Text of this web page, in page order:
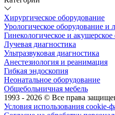
Хирургическое оборудование
Урологическое оборудование и
Гинекологическое и
Лучевая диагностика
Ультразвуковая диагностика
Анестезиология и реанимация
Гибкая эндоскопия
Неонатальное оборудование
Общебольничная мебель
1993 - 2026 © Все права
Условия использования cookie-